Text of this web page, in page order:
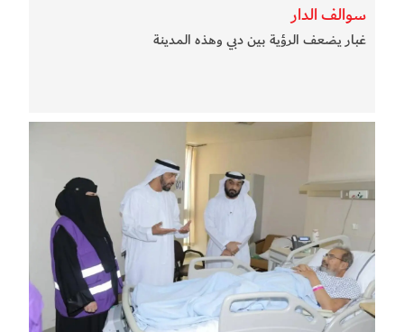
سوالف الدار
غبار يضعف الرؤية بين دبي وهذه المدينة